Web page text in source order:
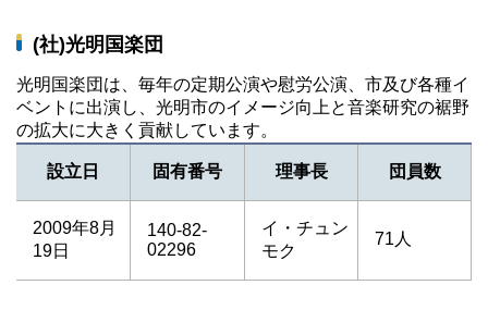
(社)光明国楽団
光明国楽団は、毎年の定期公演や慰労公演、市及び各種イ
ベントに出演し、光明市のイメージ向上と音楽研究の裾野
の拡大に大きく貢献しています。
設立日 固有番号 理事長 団員数
2009年8月
19日
140-82-
02296
イ・チュン
モク
71人